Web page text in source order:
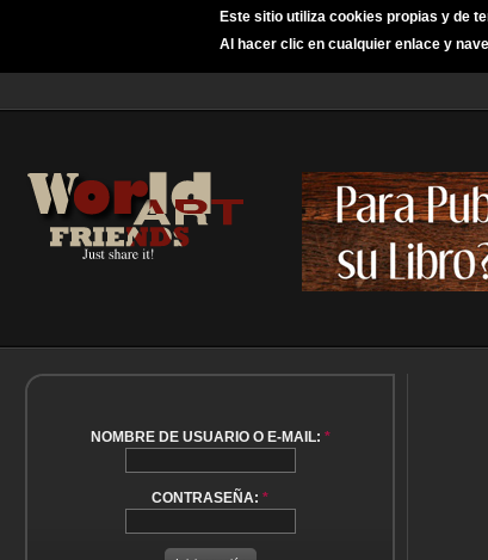
Este sitio utiliza cookies propias y de
Al hacer clic en cualquier enlace y
NOMBRE DE USUARIO O E-MAIL: *
CONTRASEÑA: *